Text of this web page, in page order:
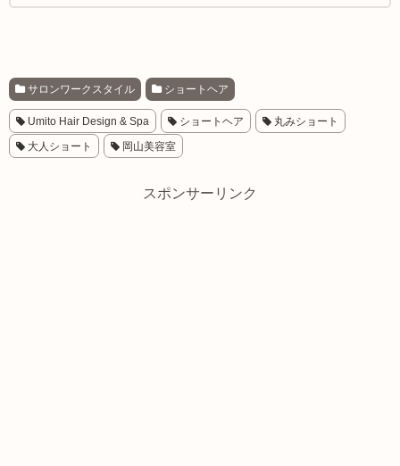
サロンワークスタイル ショートヘア
Umito Hair Design & Spa ショートヘア
丸みショート
大人ショート
岡山美容室
スポンサーリンク